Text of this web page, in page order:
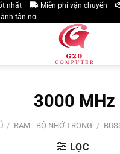
nhất Miễn phí vận chuyển
tận nơi
3000 MHz
/ RAM - BỘ NHỚ TRONG /
LỌC